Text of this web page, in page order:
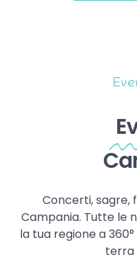
Concerti, sagre,
Campania. Tutte le
la tua regione a
terra